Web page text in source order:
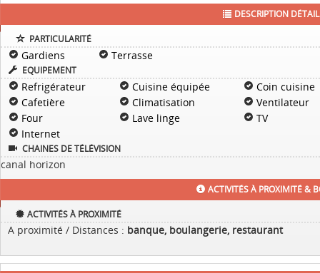
DESCRIPTION
PARTICULARITÉ
Gardiens Terrasse
EQUIPEMENT
Refrigérateur Cuisine équipée
Coin cuisine
Cafetière
Climatisation
Ventilateur
Four
Lave linge
TV
Internet
CHAINES DE TÉLÉVISION
canal horizon
ACTIVITÉS À PROXIMITÉ &
ACTIVITÉS À PROXIMITÉ
A proximité / Distances : banque, boulangerie, restaurant